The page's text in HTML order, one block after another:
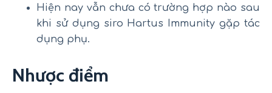
Hiện nay vẫn chưa có trường hợp nào sau
khi sử dụng siro Hartus Immunity gặp tác
dụng phụ.
Nhược điểm